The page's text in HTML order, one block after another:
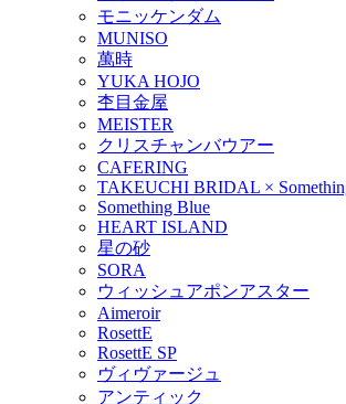
モニッケンダム
MUNISO
萬時
YUKA HOJO
杢目金屋
MEISTER
クリスチャンバウアー
CAFERING
TAKEUCHI BRIDAL ×
Something Blue
HEART ISLAND
星の砂
SORA
ウィッシュアポンアスター
Aimeroir
RosettE
RosettE SP
ヴィヴァージュ
アンティック